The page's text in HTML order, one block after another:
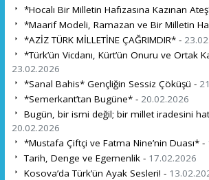
*Hocalı Bir Milletin Hafızasına Kazınan
*Maarif Modeli, Ramazan ve Bir Milletin
*AZİZ TÜRK MİLLETİNE ÇAĞRIMDIR* -
*Türk’ün Vicdanı, Kürt’ün Onuru ve Ortak
23.02.2026
*Sanal Bahis* Gençliğin Sessiz Çöküşü -
*Semerkant’tan Bugüne* - 20.02.2026
Bugün, bir ismi değil; bir millet iradesini
20.02.2026
*Mustafa Çiftçi ve Fatma Nine’nin Duası* -
Tarih, Denge ve Egemenlik - 17.02.2026
Kosova’da Türk’ün Ayak Sesleri! -